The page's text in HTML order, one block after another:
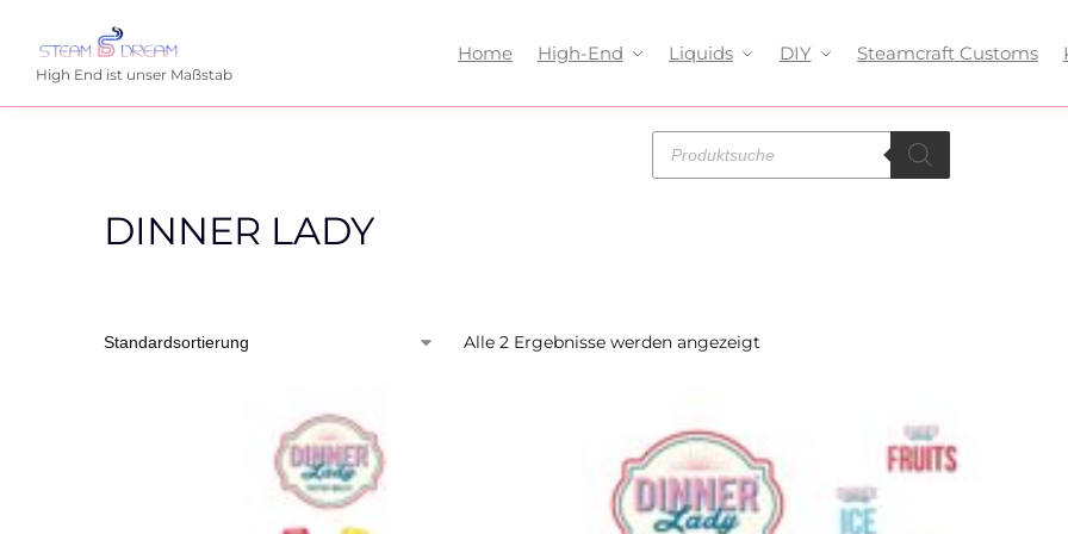
High End ist unser Maßstab
Home High-End Liquids DIY Steamcraft Customs
DINNER LADY
Alle 2 Ergebnisse werden angezeigt